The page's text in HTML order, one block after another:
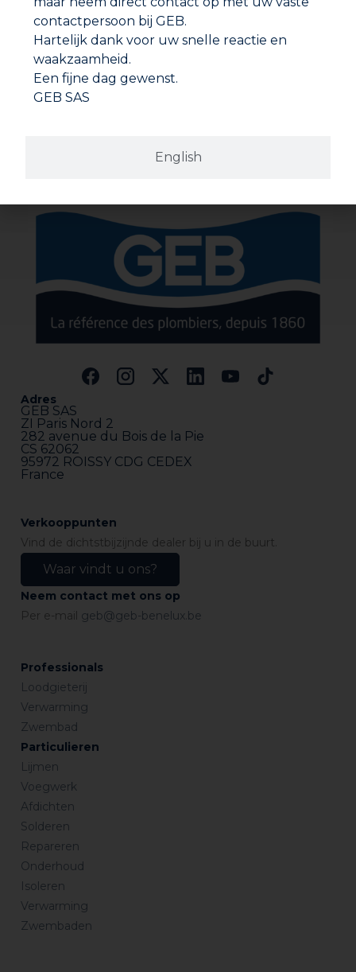
Adres
GEB SAS
ZI Paris Nord 2
282 avenue du Bois de la Pie
CS 62062
95972 ROISSY CDG CEDEX
France
Professionals
Loodgieterij
Verwarming
Zwembad
Particulieren
Lijmen
Voegwerk
Afdichten
Solderen
Repareren
Onderhoud
Isoleren
Verwarming
Zwembaden
Verkooppunten
Vind de dichtstbijzijnde dealer bij u in de buurt.
Waar vindt u ons?
Neem contact met ons op
Per e-mail geb@geb-benelux.be
English
contactpersoon bij GEB.
Hartelijk dank voor uw snelle reactie en
waakzaamheid.
Een fijne dag gewenst.
GEB SAS